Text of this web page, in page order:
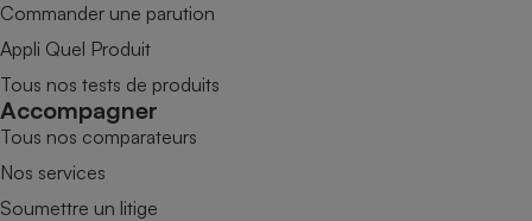
Commander une parution
Appli Quel Produit
Tous nos tests de produits
Accompagner
Tous nos comparateurs
Nos services
Soumettre un litige